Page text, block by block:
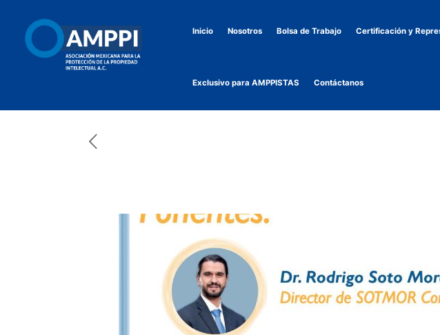
Inicio Nosotros Bolsa de Trabajo Certificación y
Exclusivo para AMPPISTAS Contáctanos